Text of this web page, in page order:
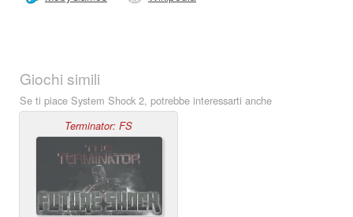
Giochi simili
Se ti piace System Shock 2, potrebbe interessarti anche
Terminator: FS